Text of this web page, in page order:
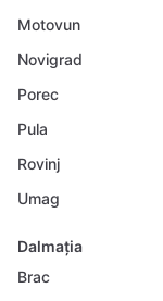
Motovun
Novigrad
Porec
Pula
Rovinj
Umag
Dalmația
Brac